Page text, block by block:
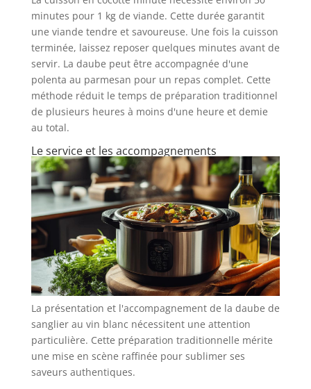
minutes pour 1 kg de viande. Cette durée garantit
une viande tendre et savoureuse. Une fois la cuisson
terminée, laissez reposer quelques minutes avant de
servir. La daube peut être accompagnée d'une
polenta au parmesan pour un repas complet. Cette
méthode réduit le temps de préparation traditionnel
de plusieurs heures à moins d'une heure et demie
au total.
Le service et les accompagnements
La présentation et l'accompagnement de la daube de
sanglier au vin blanc nécessitent une attention
particulière. Cette préparation traditionnelle mérite
une mise en scène raffinée pour sublimer ses
saveurs authentiques.